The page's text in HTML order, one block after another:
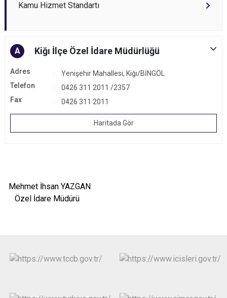
Kamu Hizmet Standartı
A Kiğı İlçe Özel İdare Müdürlüğü
Adres
Yenişehir Mahallesi, Kiğı/BİNGÖL
Telefon
0426 311 2011 /2357
Fax
0426 311 2011
Haritada Gör
Mehmet İhsan YAZGAN
Özel İdare Müdürü